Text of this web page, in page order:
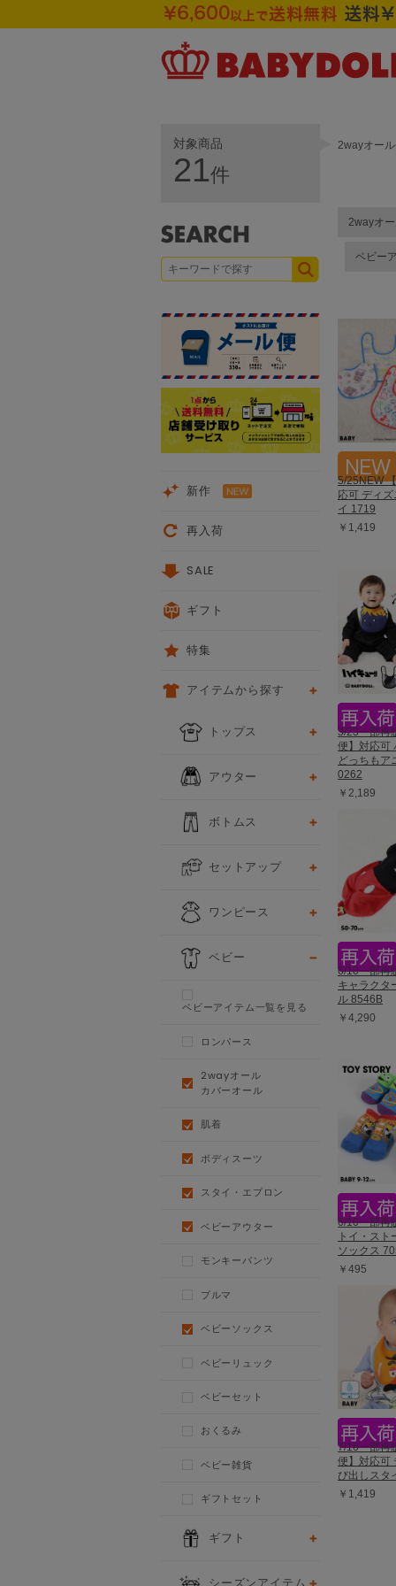
2wayオー
2wayオ
ベビー
5/25NEW
応可 ディ
イ 1719
￥1,419
3/23一部再
便】対応可
どっちもア
0262
￥2,189
6/10一部再
キャラクタ
ル 8546B
￥4,290
6/10一部再
トイ・スト
ソックス
￥495
7/16一部再
便】対応可
び出しスタ
￥1,419
対象商品
21件
新作
再入荷
SALE
ギフト
特集
アイテムから探す
トップス
アウター
ボトムス
セットアップ
ワンピース
ベビー
ベビーアイテム一覧を見る
ロンパース
2wayオール
カバーオール
肌着
ボディスーツ
スタイ・エプロン
ベビーアウター
モンキーパンツ
ブルマ
ベビーソックス
ベビーリュック
ベビーセット
おくるみ
ベビー雑貨
ギフトセット
ギフト